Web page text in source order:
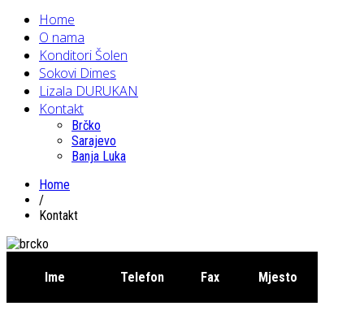
Home
O nama
Konditori Šolen
Sokovi Dimes
Lizala DURUKAN
Kontakt
Brčko
Sarajevo
Banja Luka
Home
/
Kontakt
Ime Telefon Fax Mjesto